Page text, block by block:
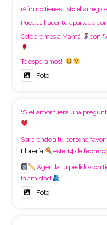
¡Aún no tienes listo el arreglo
Puedes hacer tu apartado
Celebremos a Mamá
con
Te esperamos!!
Foto
"Si el amor fuera una
Sorprende a tu persona
Florería
este 14 de febrero
Agenda tu pedido con
la amistad
Foto